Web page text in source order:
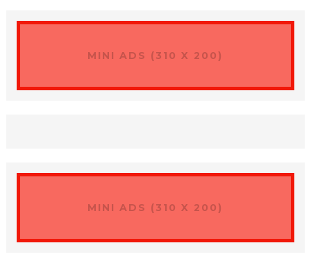
MINI ADS (310 X 200)
MINI ADS (310 X 200)